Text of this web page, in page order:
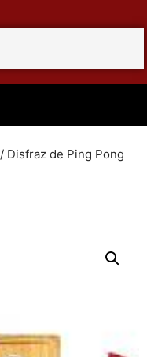
/ Disfraz de Ping Pong